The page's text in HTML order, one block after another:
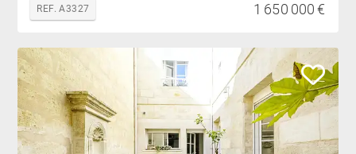
REF. A3327 1 650 000 €